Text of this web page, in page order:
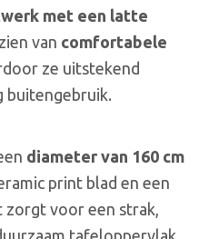
met een latte
van comfortabele
ze uitstekend
buitengebruik.
diameter van 160 cm
print blad en een
voor een strak,
tafeloppervlak